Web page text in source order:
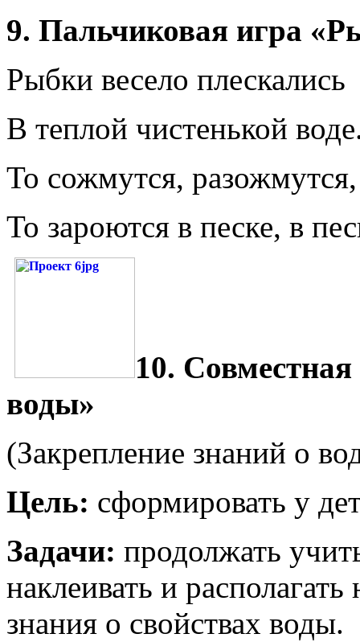
9. Пальчиковая игра
Рыбки весело плескались
В теплой чистенькой
То сожмутся, разожмутся,
То зароются в песке, в
10.
воды»
(Закрепление знаний о
Цель: сформировать у
Задачи: продолжать
наклеивать и
знания о свойствах воды.